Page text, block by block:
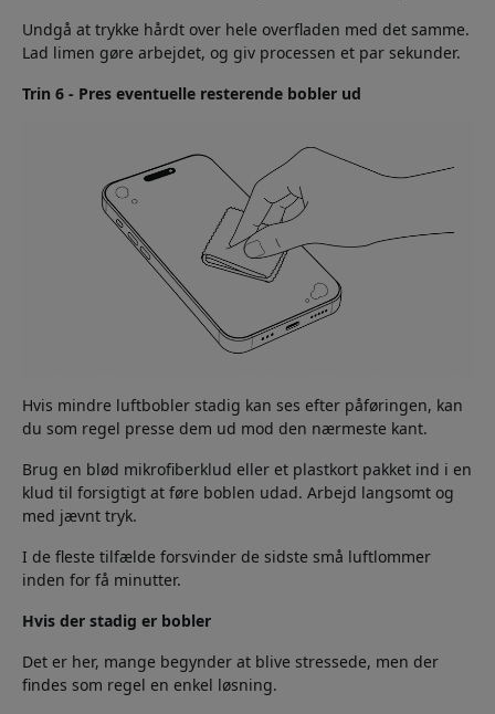
Undgå at trykke hårdt over hele overfladen med det samme.
Lad limen gøre arbejdet, og giv processen et par sekunder.
Trin 6 - Pres eventuelle resterende bobler ud
Hvis mindre luftbobler stadig kan ses efter påføringen, kan
du som regel presse dem ud mod den nærmeste kant.
Brug en blød mikrofiberklud eller et plastkort pakket ind i en
klud til forsigtigt at føre boblen udad. Arbejd langsomt og
med jævnt tryk.
I de fleste tilfælde forsvinder de sidste små luftlommer
inden for få minutter.
Hvis der stadig er bobler
Det er her, mange begynder at blive stressede, men der
findes som regel en enkel løsning.